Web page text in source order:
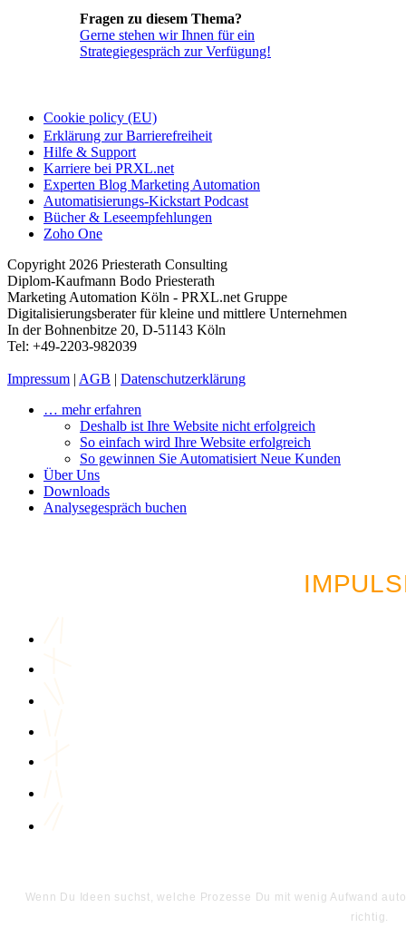
Fragen zu diesem Thema?
Gerne stehen wir Ihnen für ein
Strategiegespräch zur Verfügung!
Cookie policy (EU)
Erklärung zur Barrierefreiheit
Hilfe & Support
Karriere bei PRXL.net
Experten Blog Marketing Automation
Automatisierungs-Kickstart Podcast
Bücher & Leseempfehlungen
Zoho One
Copyright 2026 Priesterath Consulting
Diplom-Kaufmann Bodo Priesterath
Marketing Automation Köln - PRXL.net Gruppe
Digitalisierungsberater für kleine und mittlere Unternehmen
In der Bohnenbitze 20, D-51143 Köln
Tel: +49-2203-982039
Impressum | AGB | Datenschutzerklärung
… mehr erfahren
Deshalb ist Ihre Website nicht erfolgreich
So einfach wird Ihre Website erfolgreich
So gewinnen Sie Automatisiert Neue Kunden
Über Uns
Downloads
Analysegespräch buchen
Wenn Du Ideen suchst, welche Prozesse Du mit wenig Aufwand
richtig.